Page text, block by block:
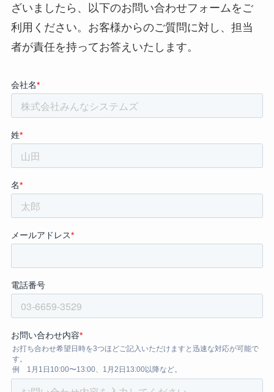
ざいましたら、以下のお問い合わせフォームをご
利用ください。お客様からのご質問に対し、担当
者が責任を持ってお答えいたします。